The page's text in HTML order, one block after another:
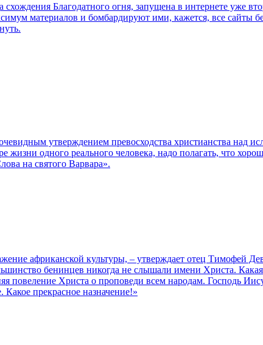
Благодатного огня, запущена в интернете уже
материалов и бомбардируют ими, кажется, все сайты
утверждением превосходства христианства над
одного реального человека, надо полагать, что
на святого Варвара».
африканской культуры, – утверждает отец Тимофей
бенинцев никогда не слышали имени Христа. Какая
повеление Христа о проповеди всем народам. Господь
Какое прекрасное назначение!»